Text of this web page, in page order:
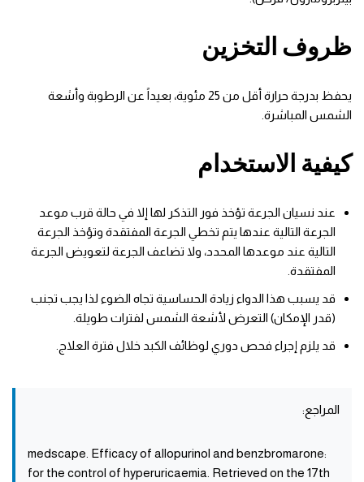
ظروف التخزين
يحفظ بدرجة حرارة أقل من 25 مئوية، بعيداً عن الرطوبة وأشعة
الشمس المباشرة.
كيفية الاستخدام
عند نسيان الجرعة تؤخذ فور التذكر لها إلا في حالة قرب موعد
الجرعة التالية عندها يتم تخطي الجرعة المفتقدة وتؤخذ الجرعة
التالية عند موعدها المحدد، ولا تضاعف الجرعة لتعويض الجرعة
المفتقدة.
قد يسبب هذا الدواء زيادة الحساسية تجاه الضوء لذا يجب تجنب
(قدر الإمكان) التعرض لأشعة الشمس لفترات طويلة.
قد يلزم إجراء فحص دوري لوظائف الكبد خلال فترة العلاج.
المراجع:
:medscape. Efficacy of allopurinol and benzbromarone
for the control of hyperuricaemia. Retrieved on the 17th